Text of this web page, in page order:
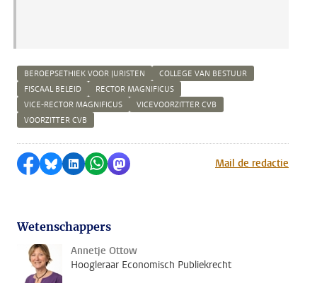
BEROEPSETHIEK VOOR JURISTEN
COLLEGE VAN BESTUUR
FISCAAL BELEID
RECTOR MAGNIFICUS
VICE-RECTOR MAGNIFICUS
VICEVOORZITTER CVB
VOORZITTER CVB
Delen op Facebook
Delen via Bluesky
Delen op LinkedIn
Delen via WhatsApp
Delen via MastodonMail de redactie
Wetenschappers
Annetje Ottow
Hoogleraar Economisch Publiekrecht